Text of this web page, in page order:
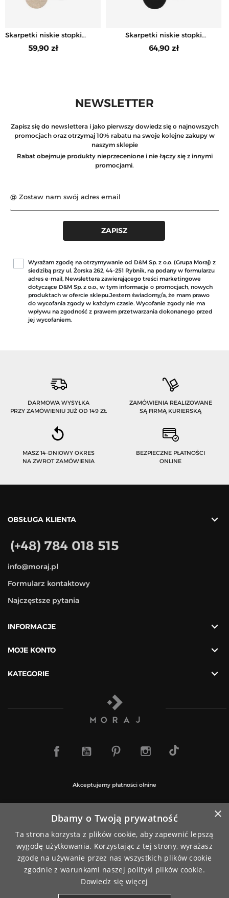
Skarpetki niskie stopki
z haftem w kotki
59,90 zł
Skarpetki niskie stopki
damskie w prążek z haftem
12-pak
64,90 zł
NEWSLETTER
Zapisz się do newslettera i jako pierwszy dowiedz się o najnowszych
promocjach oraz otrzymaj 10% rabatu na swoje kolejne zakupy w
naszym sklepie
Rabat obejmuje produkty nieprzecenione i nie łączy się z innymi
promocjami.
Wyrażam zgodę na otrzymywanie od D&M Sp. z o.o. (Grupa Moraj) z
siedzibą przy ul. Żorska 262, 44-251 Rybnik, na podany w formularzu
adres e-mail, Newslettera zawierającego treści marketingowe
dotyczące D&M Sp. z o.o., w tym informacje o promocjach, nowych
produktach w ofercie sklepu.Jestem świadomy/a, że mam prawo
do wycofania zgody w każdym czasie. Wycofanie zgody nie ma
wpływu na zgodność z prawem przetwarzania dokonanego przed
jej wycofaniem.
DARMOWA WYSYŁKA
PRZY ZAMÓWIENIU JUŻ OD 149 ZŁ
ZAMÓWIENIA REALIZOWANE
SĄ FIRMĄ KURIERSKĄ
MASZ 14-DNIOWY OKRES
NA ZWROT ZAMÓWIENIA
BEZPIECZNE PŁATNOŚCI
ONLINE
OBSŁUGA KLIENTA 
(+48) 784 018 515
info@moraj.pl
Formularz kontaktowy
Najczęstsze pytania
INFORMACJE 
MOJE KONTO 
KATEGORIE 
Akceptujemy płatności olnine
Paczki wysyłamy za pośrednictwem
×
Dbamy o Twoją prywatność
Ta strona korzysta z plików cookie, aby zapewnić lepszą
wygodę użytkowania. Korzystając z tej strony, wyrażasz
zgodę na używanie przez nas wszystkich plików cookie
zgodnie z warunkami naszej polityki plików cookie.
Dowiedz się więcej